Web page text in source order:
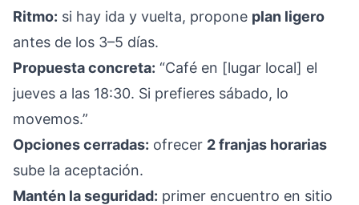
Ritmo: si hay ida y vuelta, propone plan ligero
antes de los 3–5 días.
Propuesta concreta: “Café en [lugar local] el
jueves a las 18:30. Si prefieres sábado, lo
movemos.”
Opciones cerradas: ofrecer 2 franjas horarias
sube la aceptación.
Mantén la seguridad: primer encuentro en sitio